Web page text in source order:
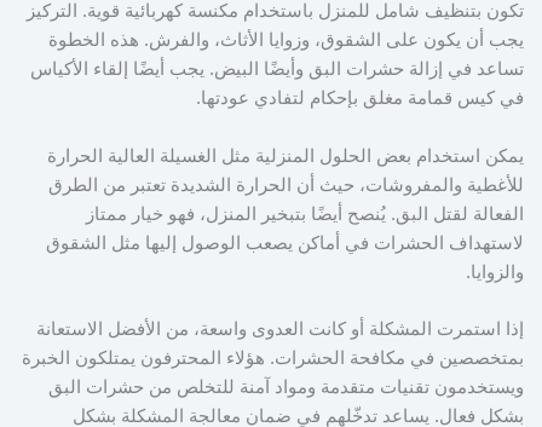
تكون بتنظيف شامل للمنزل باستخدام مكنسة كهربائية قوية. التركيز
يجب أن يكون على الشقوق، وزوايا الأثاث، والفرش. هذه الخطوة
تساعد في إزالة حشرات البق وأيضًا البيض. يجب أيضًا إلقاء الأكياس
في كيس قمامة مغلق بإحكام لتفادي عودتها.
يمكن استخدام بعض الحلول المنزلية مثل الغسيلة العالية الحرارة
للأغطية والمفروشات، حيث أن الحرارة الشديدة تعتبر من الطرق
الفعالة لقتل البق. يُنصح أيضًا بتبخير المنزل، فهو خيار ممتاز
لاستهداف الحشرات في أماكن يصعب الوصول إليها مثل الشقوق
والزوايا.
إذا استمرت المشكلة أو كانت العدوى واسعة، من الأفضل الاستعانة
بمتخصصين في مكافحة الحشرات. هؤلاء المحترفون يمتلكون الخبرة
ويستخدمون تقنيات متقدمة ومواد آمنة للتخلص من حشرات البق
بشكل فعال. يساعد تدخّلهم في ضمان معالجة المشكلة بشكل